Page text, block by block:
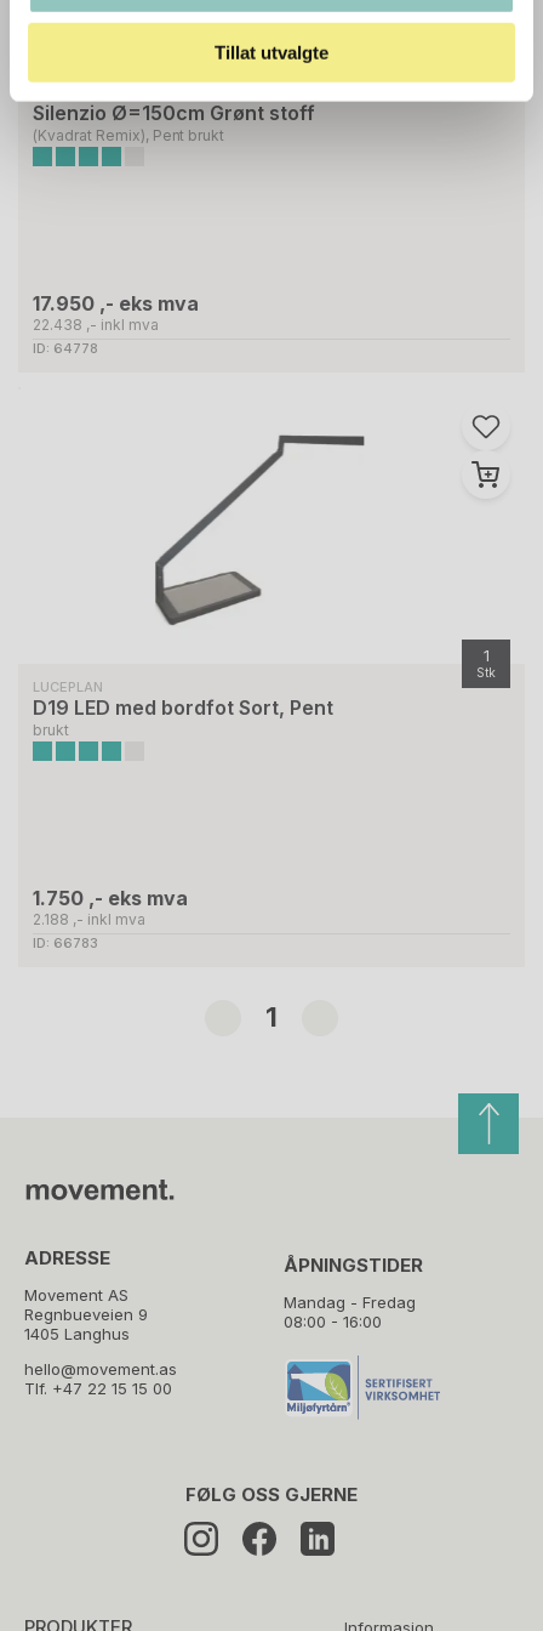
Tillat utvalgte
Silenzio Ø=150cm Grønt stoff
(Kvadrat Remix), Pent brukt
17.950 ,- eks mva
22.438 ,- inkl mva
ID: 64778
1
Stk
LUCEPLAN
D19 LED med bordfot Sort, Pent
brukt
1.750 ,- eks mva
2.188 ,- inkl mva
ID: 66783
1
ADRESSE
Movement AS
Regnbueveien 9
1405 Langhus
hello@movement.as
Tlf. +47 22 15 15 00
ÅPNINGSTIDER
Mandag - Fredag
08:00 - 16:00
FØLG OSS GJERNE